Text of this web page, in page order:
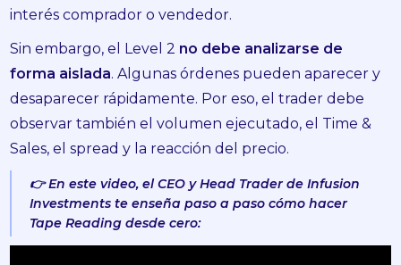
interés comprador o vendedor.
Sin embargo, el Level 2 no debe analizarse de
forma aislada. Algunas órdenes pueden aparecer y
desaparecer rápidamente. Por eso, el trader debe
observar también el volumen ejecutado, el Time &
Sales, el spread y la reacción del precio.
👉 En este video, el CEO y Head Trader de Infusion
Investments te enseña paso a paso cómo hacer
Tape Reading desde cero: